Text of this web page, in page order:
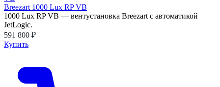
Breezart 1000 Lux RP VB
1000 Lux RP VB — вентустановка Breezart с автоматикой
JetLogic.
591 800 ₽
Купить